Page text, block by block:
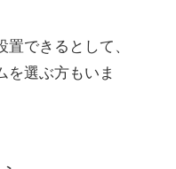
できるとして、
を選ぶ方もいま